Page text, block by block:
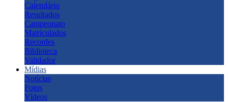
Calendário
Resultados
Campeonato
Matriculados
Recordes
Biblioteca
Validador
Mídias
Notícias
Fotos
Vídeos